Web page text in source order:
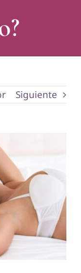
Siguiente